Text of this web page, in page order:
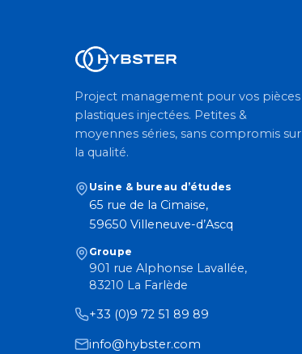
Project management pour vos pièces
plastiques injectées. Petites &
moyennes séries, sans compromis sur
la qualité.
Usine & bureau d’études
65 rue de la Cimaise,
59650 Villeneuve-d’Ascq
Groupe
901 rue Alphonse Lavallée,
83210 La Farlède
+33 (0)9 72 51 89 89
info@hybster.com